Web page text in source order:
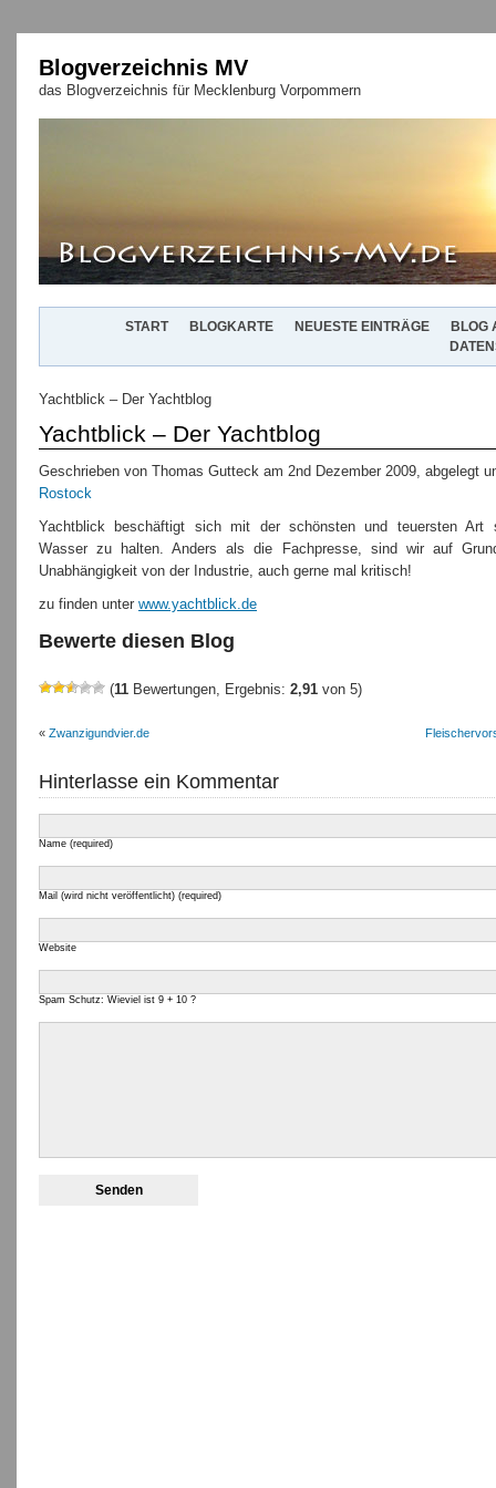
Blogverzeichnis MV
das Blogverzeichnis für Mecklenburg Vorpommern
START BLOGKARTE NEUESTE EINTRÄGE
BLOG
Yachtblick – Der Yachtblog
Yachtblick – Der Yachtblog
Geschrieben von Thomas Gutteck am 2nd Dezember 2009, abgelegt
Rostock
Yachtblick beschäftigt sich mit der schönsten und teuersten Art
Wasser zu halten. Anders als die Fachpresse, sind wir auf
Unabhängigkeit von der Industrie, auch gerne mal kritisch!
zu finden unter www.yachtblick.de
Bewerte diesen Blog
(11 Bewertungen, Ergebnis: 2,91 von 5)
« Zwanzigundvier.de
Hinterlasse ein Kommentar
Name (required)
Mail (wird nicht veröffentlicht) (required)
Website
Spam Schutz: Wieviel ist 9 + 10 ?